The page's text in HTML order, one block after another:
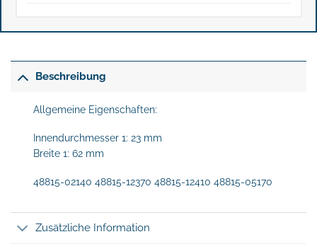
Beschreibung
Allgemeine Eigenschaften:
Innendurchmesser 1: 23 mm
Breite 1: 62 mm
48815-02140 48815-12370 48815-12410 48815-05170
Zusätzliche Information